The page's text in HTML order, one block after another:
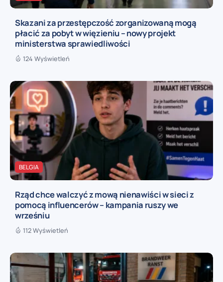
Skazani za przestępczość zorganizowaną mogą
płacić za pobyt w więzieniu – nowy projekt
ministerstwa sprawiedliwości
124 Wyświetleń
BELGIA
Rząd chce walczyć z mową nienawiści w sieci z
pomocą influencerów – kampania ruszy we
wrześniu
112 Wyświetleń